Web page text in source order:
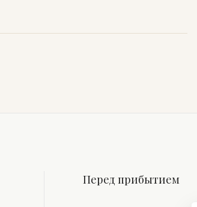
Перед прибытием